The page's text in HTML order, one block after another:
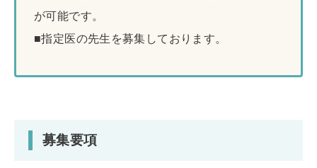
が可能です。
■指定医の先生を募集しております。
募集要項